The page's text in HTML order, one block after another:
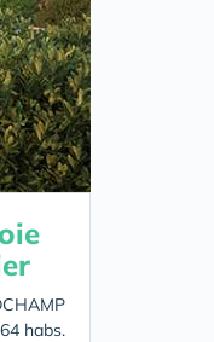
habs.